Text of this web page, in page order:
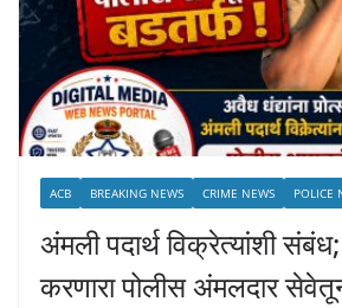
ACB BREAKING NEWS CRIME NEWS POLICE
अंमली पदार्थ विक्रेत्यांशी
करणारा पोलीस अंमलदार